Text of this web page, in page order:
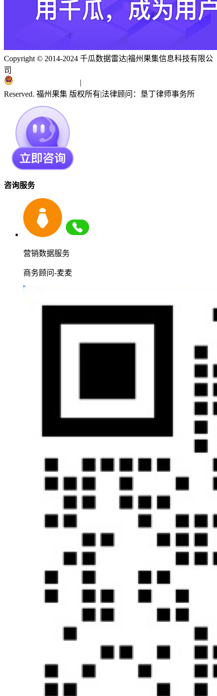
Copyright © 2014-2024 千瓜数据雷达|福州果集信息科技有限公
司
|
Reserved. 福州果集 版权所有|法律顾问：垦丁律师事务所
咨询服务
营销数据服务
商务顾问-麦麦